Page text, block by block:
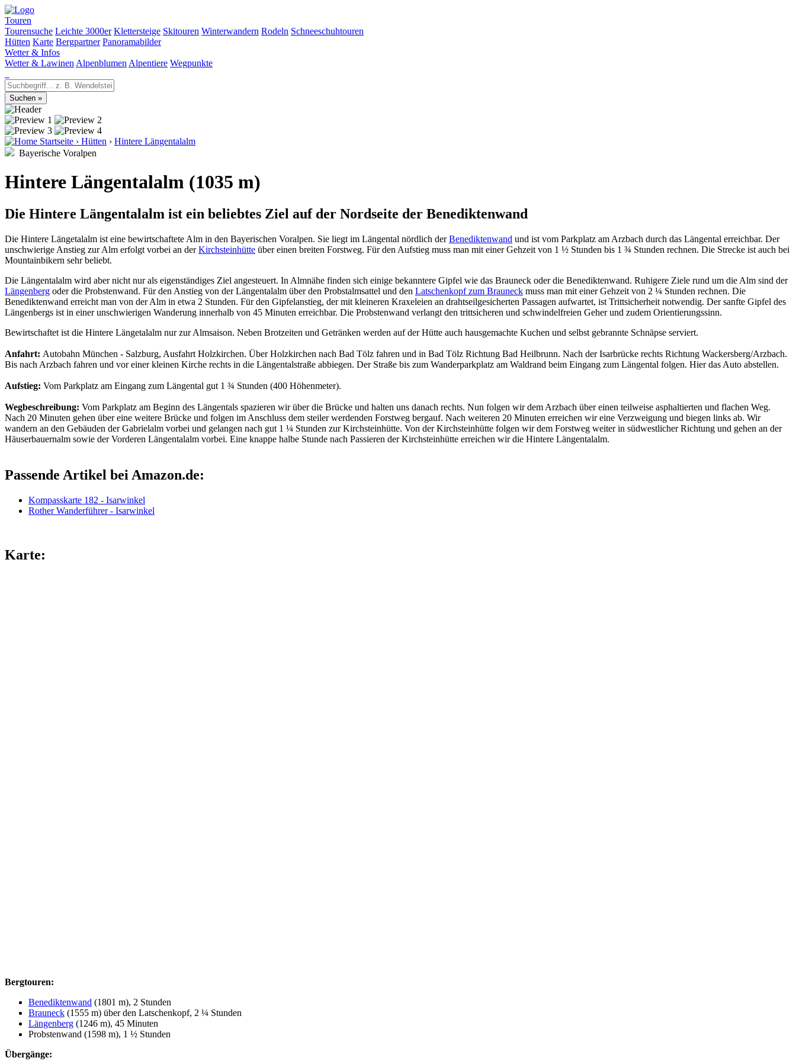
Touren
Tourensuche Leichte 3000er Klettersteige Skitouren Winterwandern Rodeln Schneeschuhtouren
Hütten Karte Bergpartner Panoramabilder
Wetter & Infos
Wetter & Lawinen Alpenblumen Alpentiere Wegpunkte
Startseite › Hütten › Hintere Längentalalm
Bayerische Voralpen
Hintere Längentalalm (1035 m)
Die Hintere Längentalalm ist ein beliebtes Ziel auf der Nordseite der Benediktenwand
Die Hintere Längetalalm ist eine bewirtschaftete Alm in den Bayerischen Voralpen. Sie liegt im Längental nördlich derBenediktenwand und ist vom Parkplatz am Arzbach durch das Längental erreichbar. Der
unschwierige Anstieg zur Alm erfolgt vorbei an derKirchsteinhütte über einen breiten Forstweg. Für den Aufstieg muss man mit einer Gehzeit von 1 ½ Stunden bis 1 ¾ Stunden rechnen. Die Strecke ist auch bei
Mountainbikern sehr beliebt.
Die Längentalalm wird aber nicht nur als eigenständiges Ziel angesteuert. In Almnähe finden sich einige bekanntere Gipfel wie das Brauneck oder die Benediktenwand. Ruhigere Ziele rund um die Alm sind der
Längenberg oder die Probstenwand. Für den Anstieg von der Längentalalm über den Probstalmsattel und den Latschenkopf zum Brauneck muss man mit einer Gehzeit von 2 ¼ Stunden rechnen. Die
Benediktenwand erreicht man von der Alm in etwa 2 Stunden. Für den Gipfelanstieg, der mit kleineren Kraxeleien an drahtseilgesicherten Passagen aufwartet, ist Trittsicherheit notwendig. Der sanfte Gipfel des
Längenbergs ist in einer unschwierigen Wanderung innerhalb von 45 Minuten erreichbar. Die Probstenwand verlangt den trittsicheren und schwindelfreien Geher und zudem Orientierungssinn.
Bewirtschaftet ist die Hintere Längetalalm nur zur Almsaison. Neben Brotzeiten und Getränken werden auf der Hütte auch hausgemachte Kuchen und selbst gebrannte Schnäpse serviert.
Anfahrt: Autobahn München - Salzburg, Ausfahrt Holzkirchen. Über Holzkirchen nach Bad Tölz fahren und in Bad Tölz Richtung Bad Heilbrunn. Nach der Isarbrücke rechts Richtung Wackersberg/Arzbach.
Bis nach Arzbach fahren und vor einer kleinen Kirche rechts in die Längentalstraße abbiegen. Der Straße bis zum Wanderparkplatz am Waldrand beim Eingang zum Längental folgen. Hier das Auto abstellen.
Aufstieg: Vom Parkplatz am Eingang zum Längental gut 1 ¾ Stunden (400 Höhenmeter).
Wegbeschreibung: Vom Parkplatz am Beginn des Längentals spazieren wir über die Brücke und halten uns danach rechts. Nun folgen wir dem Arzbach über einen teilweise asphaltierten und flachen Weg.
Nach 20 Minuten gehen über eine weitere Brücke und folgen im Anschluss dem steiler werdenden Forstweg bergauf. Nach weiteren 20 Minuten erreichen wir eine Verzweigung und biegen links ab. Wir
wandern an den Gebäuden der Gabrielalm vorbei und gelangen nach gut 1 ¼ Stunden zur Kirchsteinhütte. Von der Kirchsteinhütte folgen wir dem Forstweg weiter in südwestlicher Richtung und gehen an der
Häuserbauernalm sowie der Vorderen Längentalalm vorbei. Eine knappe halbe Stunde nach Passieren der Kirchsteinhütte erreichen wir die Hintere Längentalalm.
Passende Artikel bei Amazon.de:
Kompasskarte 182 - Isarwinkel
Rother Wanderführer - Isarwinkel
Karte:
Bergtouren:
Benediktenwand (1801 m), 2 Stunden
Brauneck (1555 m) über den Latschenkopf, 2 ¼ Stunden
Längenberg (1246 m), 45 Minuten
Probstenwand (1598 m), 1 ½ Stunden
Übergänge: